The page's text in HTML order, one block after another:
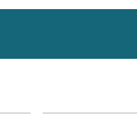
rutsche zum